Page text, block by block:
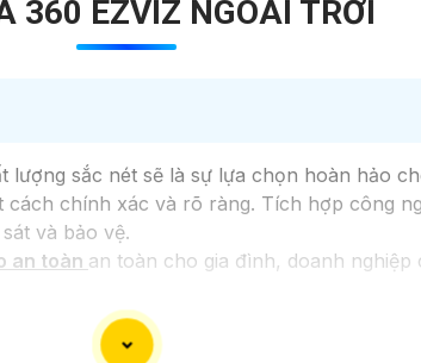
360 EZVIZ NGOÀI TRỜI
lượng sắc nét sẽ là sự lựa chọn hoàn hảo
cách chính xác và rõ ràng. Tích hợp công
và bảo vệ.
an toàn an toàn cho gia đình, doanh